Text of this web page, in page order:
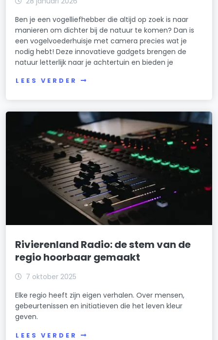
Ben je een vogelliefhebber die altijd op zoek is naar
manieren om dichter bij de natuur te komen? Dan is
een vogelvoederhuisje met camera precies wat je
nodig hebt! Deze innovatieve gadgets brengen de
natuur letterlijk naar je achtertuin en bieden je
LEES VERDER
Rivierenland Radio: de stem van de
regio hoorbaar gemaakt
7 oktober 2025
Elke regio heeft zijn eigen verhalen. Over mensen,
gebeurtenissen en initiatieven die het leven kleur
geven.
LEES VERDER